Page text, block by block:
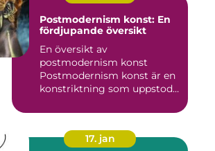
Postmodernism konst: En
fördjupande översikt
En översikt av
postmodernism konst
Postmodernism konst är en
konstriktning som uppstod
17. jan